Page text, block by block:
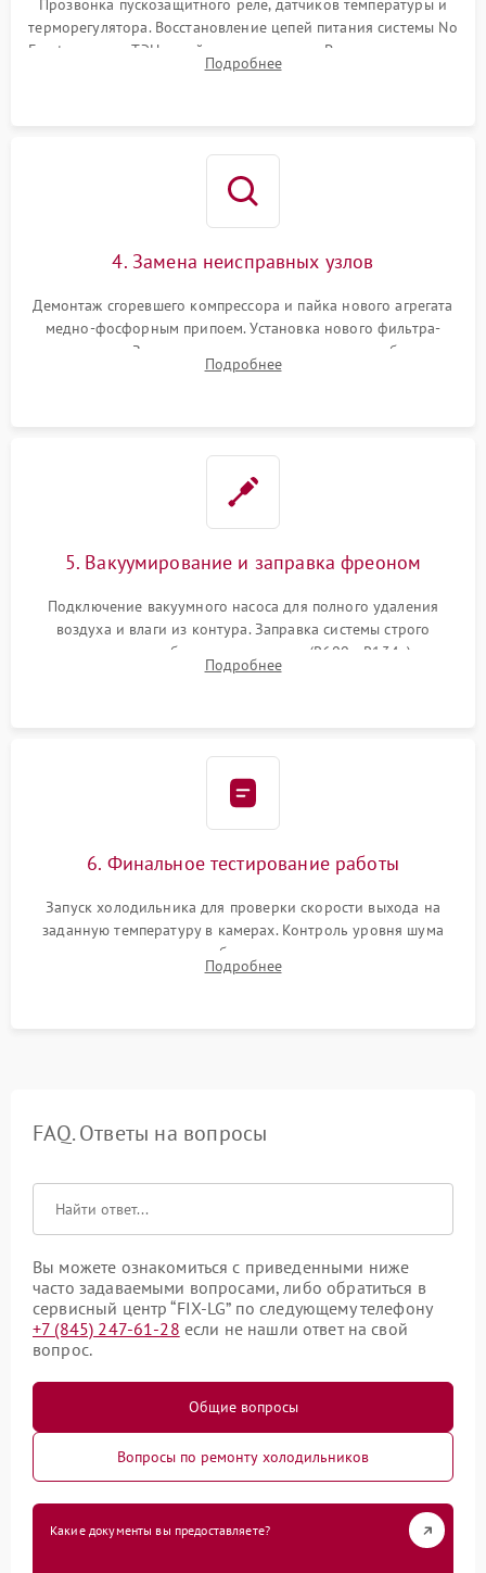
Прозвонка пускозащитного реле, датчиков температуры и
терморегулятора. Восстановление цепей питания системы No
Frost, включая ТЭН оттайки и вентилятор. Ремонт или замена
платы управления при сбоях алгоритмов.
Подробнее
4. Замена неисправных узлов
Демонтаж сгоревшего компрессора и пайка нового агрегата
медно-фосфорным припоем. Установка нового фильтра-
осушителя. Замена изношенных вентиляторов обдува,
сломанных заслонок или поврежденных дверных петель.
Подробнее
5. Вакуумирование и заправка фреоном
Подключение вакуумного насоса для полного удаления
воздуха и влаги из контура. Заправка системы строго
дозированным объемом хладагента (R600a, R134a) по
электронным весам. Контроль рабочего давления в системе.
Подробнее
6. Финальное тестирование работы
Запуск холодильника для проверки скорости выхода на
заданную температуру в камерах. Контроль уровня шума
компрессора, отсутствия обмерзания стенок и корректного
срабатывания системы автоматической оттайки.
Подробнее
FAQ. Ответы на вопросы
Вы можете ознакомиться с приведенными ниже
часто задаваемыми вопросами, либо обратиться в
сервисный центр “FIX-LG” по следующему телефону
+7 (845) 247-61-28 если не нашли ответ на свой
вопрос.
Общие вопросы
Вопросы по ремонту холодильников
Какие документы вы предоставляете?